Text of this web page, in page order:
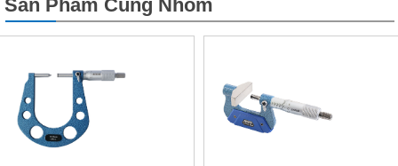
Sản Phẩm Cùng Nhóm